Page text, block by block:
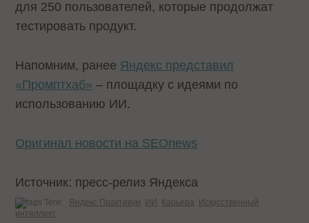
для 250 пользователей, которые продолжат
тестировать продукт.
Напомним, ранее Яндекс представил
«Промптхаб» – площадку с идеями по
использованию ИИ.
Оригинал новости на SEOnews
Источник: пресс-релиз Яндекса
Теги: Яндекс Практикум ИИ Карьера
Искусственный
интеллект